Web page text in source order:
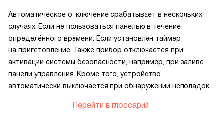
Автоматическое отключение срабатывает в нескольких
случаях. Если не пользоваться панелью в течение
определённого времени. Если установлен таймер
на приготовление. Также прибор отключается при
активации системы безопасности, например, при заливе
панели управления. Кроме того, устройство
автоматически выключается при обнаружении неполадок.
Перейти в глоссарий